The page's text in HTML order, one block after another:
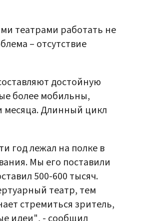
театрами работать не
– отсутствие
достойную
более мобильны,
месяца. Длинный цикл
год лежал на полке в
Мы его поставили
500-600 тысяч.
театр, тем
стремиться зритель,